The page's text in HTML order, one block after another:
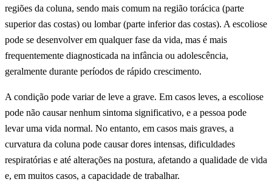
regiões da coluna, sendo mais comum na região torácica (parte
superior das costas) ou lombar (parte inferior das costas). A escoliose
pode se desenvolver em qualquer fase da vida, mas é mais
frequentemente diagnosticada na infância ou adolescência,
geralmente durante períodos de rápido crescimento.
A condição pode variar de leve a grave. Em casos leves, a escoliose
pode não causar nenhum sintoma significativo, e a pessoa pode
levar uma vida normal. No entanto, em casos mais graves, a
curvatura da coluna pode causar dores intensas, dificuldades
respiratórias e até alterações na postura, afetando a qualidade de vida
e, em muitos casos, a capacidade de trabalhar.